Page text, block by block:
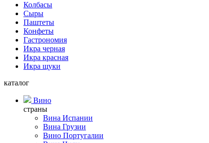
Колбасы
Сыры
Паштеты
Конфеты
Гастрономия
Икра черная
Икра красная
Икра щуки
каталог
Вино
страны
Вина Испании
Вина Грузии
Вино Португалии